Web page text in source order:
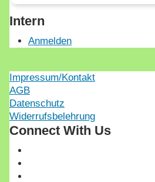
Intern
Anmelden
Impressum/Kontakt
AGB
Datenschutz
Widerrufsbelehrung
Connect With Us